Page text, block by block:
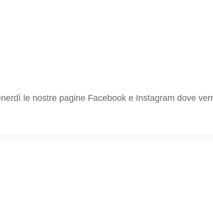
le nostre pagine Facebook e Instagram dove